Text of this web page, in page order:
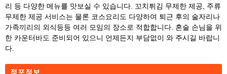
리 등 다양한 메뉴를 맛보실 수 있습니다. 꼬치튀김 무제한 제공, 주류
무제한 제공 서비스는 물론 코스요리도 다양하여 퇴근 후의 술자리나
가족끼리의 외식등등 여러 모임의 장소로 적합합니다. 혼술 손님을 위
한 카운터바도 준비되어 있으니 언제든지 부담없이 와 주시길 바랍니
다.
점포정보